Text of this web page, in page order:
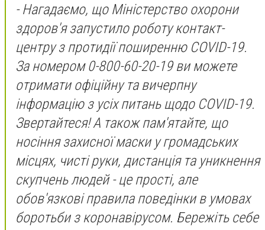
- Нагадаємо, що Міністерство охорони
здоров'я запустило роботу контакт-
центру з протидії поширенню COVID-19.
За номером 0-800-60-20-19 ви можете
отримати офіційну та вичерпну
інформацію з усіх питань щодо COVID-19.
Звертайтеся! А також пам'ятайте, що
носіння захисної маски у громадських
місцях, чисті руки, дистанція та уникнення
скупчень людей - це прості, але
обов'язкові правила поведінки в умовах
боротьби з коронавірусом. Бережіть себе